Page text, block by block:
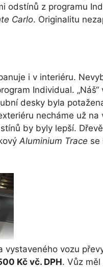
odstínů z programu
Carlo. Originalitu
i v interiéru.
Individual.
desky byla
necháme už
by byly lepší.
Aluminium Trace se
vozu
Kč vč. DPH. Vůz